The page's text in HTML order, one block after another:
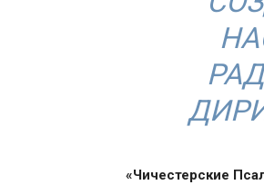
«Чичестерские